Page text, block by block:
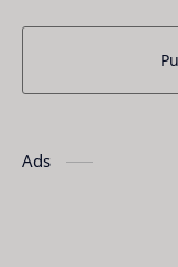
Ads